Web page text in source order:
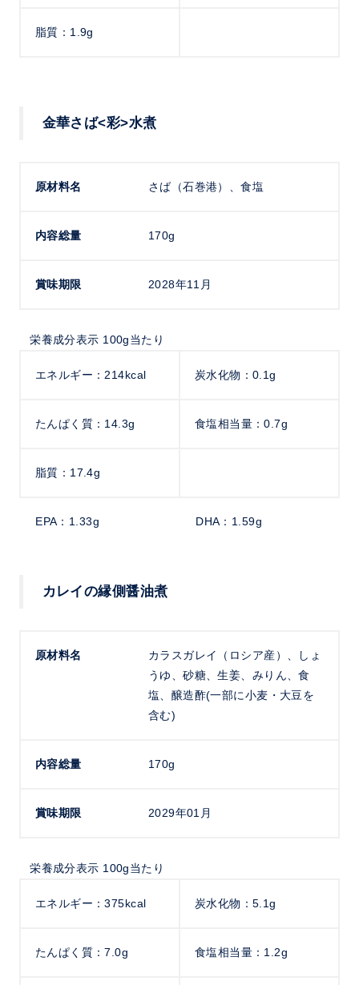
脂質：1.9g
金華さば<彩>水煮
原材料名 さば（石巻港）、食塩
内容総量 170g
賞味期限 2028年11月
栄養成分表示 100g当たり
エネルギー：214kcal 炭水化物：0.1g
たんぱく質：14.3g 食塩相当量：0.7g
脂質：17.4g
EPA：1.33g DHA：1.59g
カレイの縁側醤油煮
原材料名
カラスガレイ（ロシア産）、しょ
うゆ、砂糖、生姜、みりん、食
塩、醸造酢(一部に小麦・大豆を
含む)
内容総量 170g
賞味期限 2029年01月
栄養成分表示 100g当たり
エネルギー：375kcal 炭水化物：5.1g
たんぱく質：7.0g 食塩相当量：1.2g